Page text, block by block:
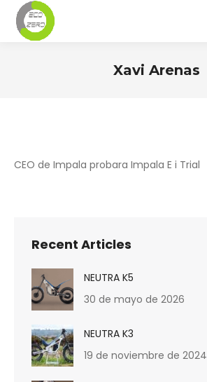
Xavi Arenas
CEO de Impala probara Impala E i Trial
Recent Articles
NEUTRA K5
30 de mayo de 2026
NEUTRA K3
19 de noviembre de 2024